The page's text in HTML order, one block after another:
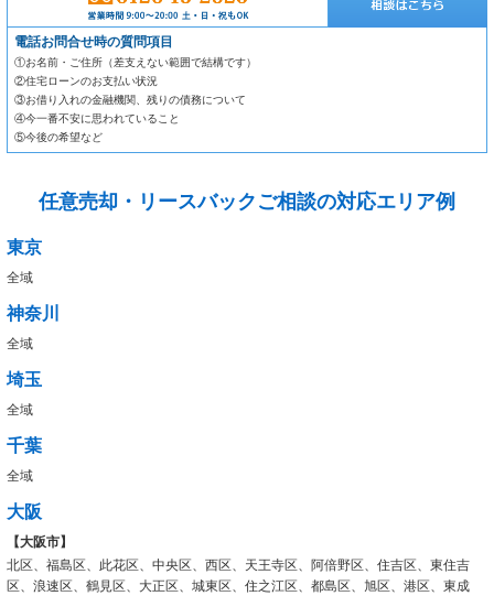
電話お問合せ時の質問項目
①お名前・ご住所（差支えない範囲で結構です）
②住宅ローンのお支払い状況
③お借り入れの金融機関、残りの債務について
④今一番不安に思われていること
⑤今後の希望など
任意売却・リースバックご相談の対応エリア例
東京
全域
神奈川
全域
埼玉
全域
千葉
全域
大阪
【大阪市】
北区、福島区、此花区、中央区、西区、天王寺区、阿倍野区、住吉区、東住吉
区、浪速区、鶴見区、大正区、城東区、住之江区、都島区、旭区、港区、東成